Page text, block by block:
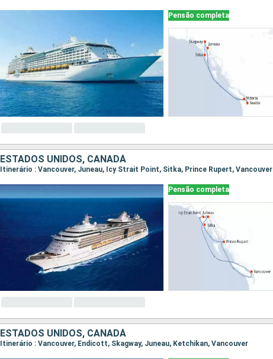
Pensão completa
ESTADOS UNIDOS, CANADÁ
Itinerário : Vancouver, Juneau, Icy Strait Point, Sitka, Prince Rupert, Vancouver
Pensão completa
ESTADOS UNIDOS, CANADÁ
Itinerário : Vancouver, Endicott, Skagway, Juneau, Ketchikan, Vancouver